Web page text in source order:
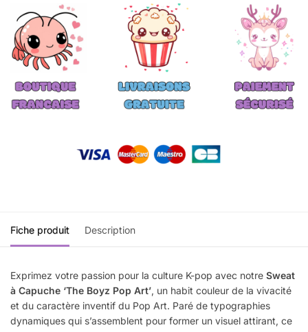
Fiche produit Description
Exprimez votre passion pour la culture K-pop avec notre Sweat
à Capuche ‘The Boyz Pop Art’, un habit couleur de la vivacité
et du caractère inventif du Pop Art. Paré de typographies
dynamiques qui s’assemblent pour former un visuel attirant, ce